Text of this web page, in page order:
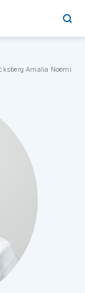
Amalia Noemi